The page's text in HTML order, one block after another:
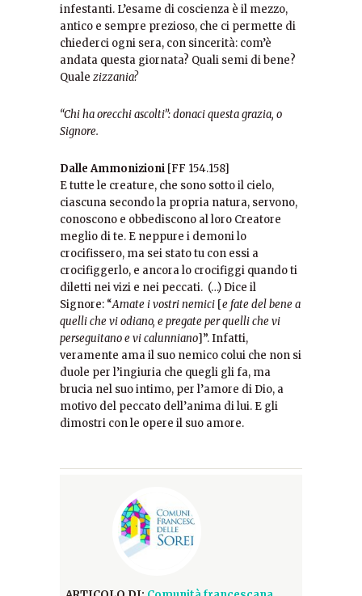
infestanti. L’esame di coscienza è il mezzo,
antico e sempre prezioso, che ci permette di
chiederci ogni sera, con sincerità: com’è
andata questa giornata? Quali semi di bene?
Quale zizzania?
“Chi ha orecchi ascolti”: donaci questa grazia, o
Signore.
Dalle Ammonizioni [FF 154.158]
E tutte le creature, che sono sotto il cielo,
ciascuna secondo la propria natura, servono,
conoscono e obbediscono al loro Creatore
meglio di te. E neppure i demoni lo
crocifissero, ma sei stato tu con essi a
crocifiggerlo, e ancora lo crocifiggi quando ti
diletti nei vizi e nei peccati. (…) Dice il
Signore: “Amate i vostri nemici [e fate del bene a
quelli che vi odiano, e pregate per quelli che vi
perseguitano e vi calunniano]”. Infatti,
veramente ama il suo nemico colui che non si
duole per l’ingiuria che quegli gli fa, ma
brucia nel suo intimo, per l’amore di Dio, a
motivo del peccato dell’anima di lui. E gli
dimostri con le opere il suo amore.